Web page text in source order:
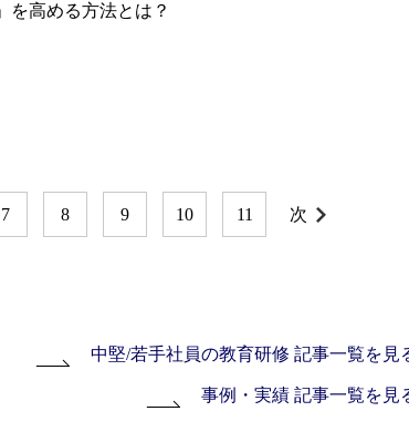
を高める方法とは？
7 8 9 10 11 次
中堅/若手社員の教育研修 記事一覧を見
事例・実績 記事一覧を見